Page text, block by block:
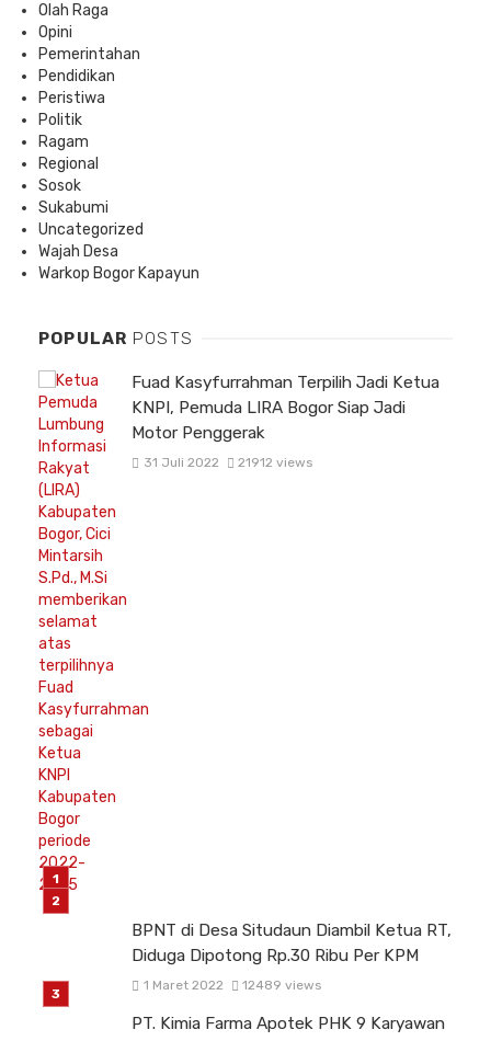
Olah Raga
Opini
Pemerintahan
Pendidikan
Peristiwa
Politik
Ragam
Regional
Sosok
Sukabumi
Uncategorized
Wajah Desa
Warkop Bogor Kapayun
POPULAR POSTS
Fuad Kasyfurrahman Terpilih Jadi Ketua
KNPI, Pemuda LIRA Bogor Siap Jadi
Motor Penggerak
31 Juli 2022 21912 views
BPNT di Desa Situdaun Diambil Ketua RT,
Diduga Dipotong Rp.30 Ribu Per KPM
1 Maret 2022 12489 views
PT. Kimia Farma Apotek PHK 9 Karyawan